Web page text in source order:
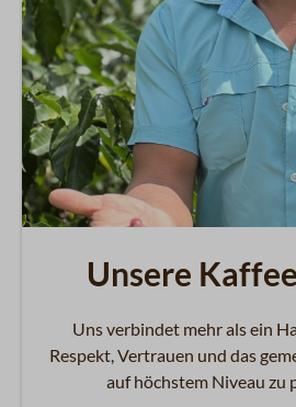
Unsere
Uns verbindet mehr als ein
Respekt, Vertrauen und das
auf höchstem Niveau zu